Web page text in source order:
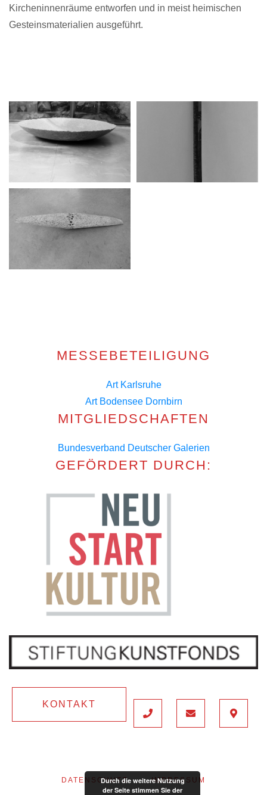
Kircheninnenräume entworfen und in meist heimischen
Gesteinsmaterialien ausgeführt.
MESSEBETEILIGUNG
Art Karlsruhe
Art Bodensee Dornbirn
MITGLIEDSCHAFTEN
Bundesverband Deutscher Galerien
GEFÖRDERT DURCH:
KONTAKT
DATENSCHUTZ IMPRESSUM
Durch die weitere Nutzung
der Seite stimmen Sie der